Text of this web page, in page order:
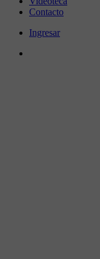
Contacto
Ingresar